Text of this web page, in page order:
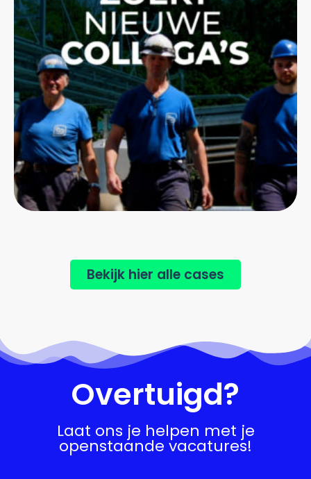
Bekijk hier alle cases
Overtuigd?
Laat ons je helpen met je
openstaande vacatures!